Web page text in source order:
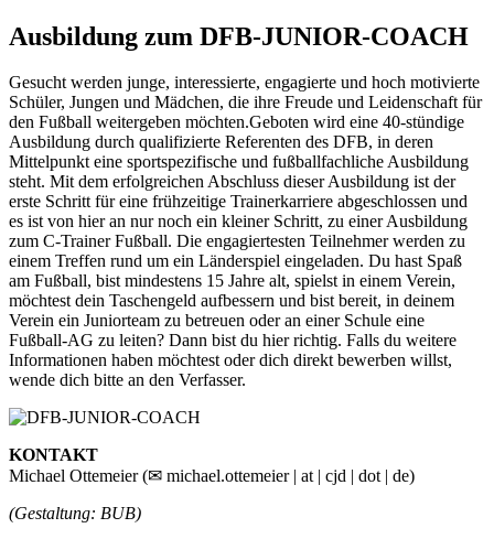
Ausbildung zum DFB-JUNIOR-COACH
Gesucht werden junge, interessierte, engagierte und hoch motivierte
Schüler, Jungen und Mädchen, die ihre Freude und Leidenschaft für
den Fußball weitergeben möchten.Geboten wird eine 40-stündige
Ausbildung durch qualifizierte Referenten des DFB, in deren
Mittelpunkt eine sportspezifische und fußballfachliche Ausbildung
steht. Mit dem erfolgreichen Abschluss dieser Ausbildung ist der
erste Schritt für eine frühzeitige Trainerkarriere abgeschlossen und
es ist von hier an nur noch ein kleiner Schritt, zu einer Ausbildung
zum C-Trainer Fußball. Die engagiertesten Teilnehmer werden zu
einem Treffen rund um ein Länderspiel eingeladen. Du hast Spaß
am Fußball, bist mindestens 15 Jahre alt, spielst in einem Verein,
möchtest dein Taschengeld aufbessern und bist bereit, in deinem
Verein ein Juniorteam zu betreuen oder an einer Schule eine
Fußball-AG zu leiten? Dann bist du hier richtig. Falls du weitere
Informationen haben möchtest oder dich direkt bewerben willst,
wende dich bitte an den Verfasser.
KONTAKT
Michael Ottemeier (✉ michael.ottemeier | at | cjd | dot | de)
(Gestaltung: BUB)